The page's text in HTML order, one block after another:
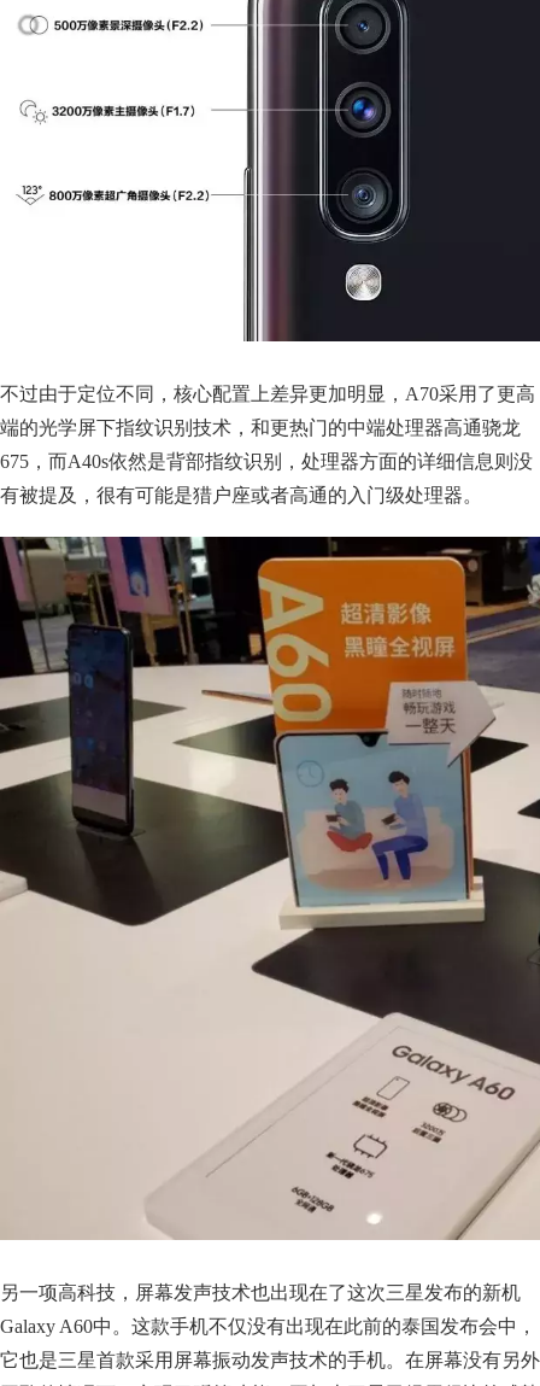
不过由于定位不同，核心配置上差异更加明显，A70采用了更高
端的光学屏下指纹识别技术，和更热门的中端处理器高通骁龙
675，而A40s依然是背部指纹识别，处理器方面的详细信息则没
有被提及，很有可能是猎户座或者高通的入门级处理器。
另一项高科技，屏幕发声技术也出现在了这次三星发布的新机
Galaxy A60中。这款手机不仅没有出现在此前的泰国发布会中，
它也是三星首款采用屏幕振动发声技术的手机。在屏幕没有另外